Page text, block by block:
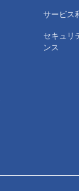
サービス
セキュリ
ンス